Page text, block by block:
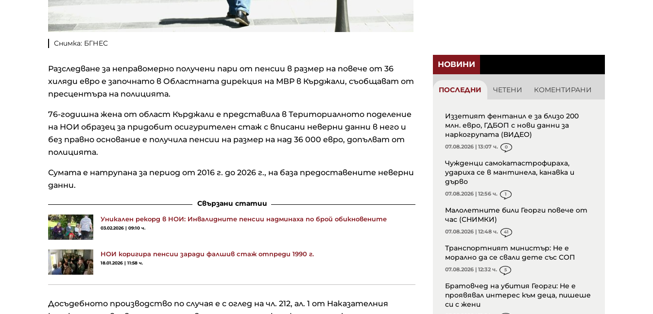
Снимка: БГНЕС
Разследване за неправомерно получени пари от пенсии в размер на повече от 36
хиляди евро е започнато в Областната дирекция на МВР в Кърджали, съобщават от
пресцентъра на полицията.
76-годишна жена от област Кърджали е представила в Териториалното поделение
на НОИ образец за придобит осигурителен стаж с вписани неверни данни в него и
без правно основание е получила пенсии на размер на над 36 000 евро, допълват от
полицията.
Сумата е натрупана за период от 2016 г. до 2026 г., на база предоставените неверни
данни.
Свързани статии
Уникален рекорд в НОИ: Инвалидните пенсии надминаха по брой обикновените
03.02.2026 | 09:10 ч.
НОИ коригира пенсии заради фалшив стаж отпреди 1990 г.
18.01.2026 | 11:58 ч.
Досъдебното производство по случая е с оглед на чл. 212, ал. 1 от Наказателния
НОВИНИ
ПОСЛЕДНИ ЧЕТЕНИ КОМЕНТИРАНИ
Иззетият фентанил е за близо 200
млн. евро, ГДБОП с нови данни за
наркогрупата (ВИДЕО)
07.08.2026 | 13:07 ч. 0
Чужденци самокатастрофираха,
удариха се в мантинела, канавка и
дърво
07.08.2026 | 12:56 ч. 1
Малолетните били Георги повече от
час (СНИМКИ)
07.08.2026 | 12:48 ч. 41
Транспортният министър: Не е
морално да се свали дете със СОП
07.08.2026 | 12:32 ч. 5
Братовчед на убития Георги: Не е
проявявал интерес към деца, пишеше
си с жени